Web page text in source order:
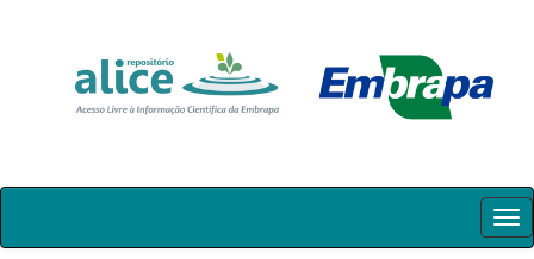
Skip